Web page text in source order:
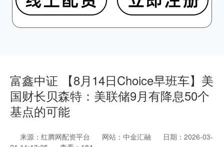
富鑫中证 【8月14日Choice早班车】美
国财长贝森特：美联储9月有降息50个
基点的可能
来源：红腾网配资平台 网站：中金汇融
日期：2026-03-